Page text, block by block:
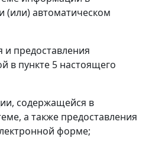
(или) автоматическом
и предоставления
в пункте 5 настоящего
содержащейся в
а также предоставления
форме;